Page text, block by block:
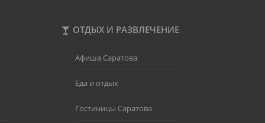
ОТДЫХ И РАЗВЛЕЧЕНИЕ
Афиша Саратова
Еда и отдых
Гостиницы Саратова